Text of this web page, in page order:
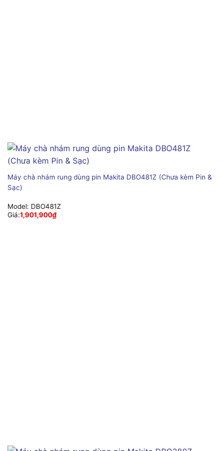
Máy chà nhám rung dùng pin Makita DBO481Z (Chưa kèm Pin &
Sạc)
Model: DBO481Z
Giá:1,901,900₫